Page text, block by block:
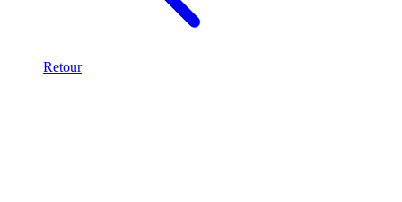
Retour